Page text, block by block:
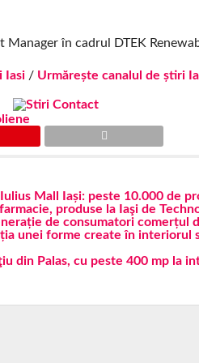
Manager în cadrul DTEK
Iasi / Urmărește canalul de știri
Mall Iași: peste 10.000 de
produse la Iaşi de
de consumatori comerțul
unei forme create în interiorul
din Palas, cu peste 400 mp la